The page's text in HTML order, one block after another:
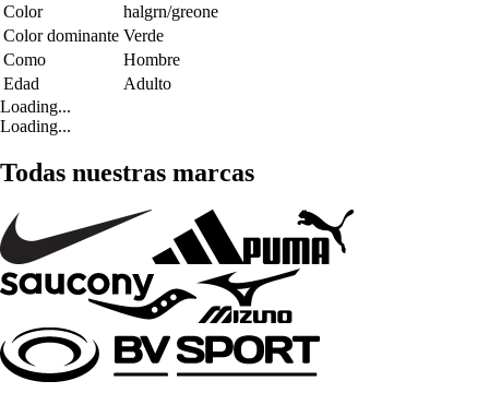
Color
halgrn/greone
Color dominante Verde
Como
Hombre
Edad
Adulto
Loading...
Loading...
Todas nuestras marcas